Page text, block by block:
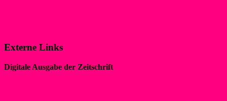
Externe Links
Digitale Ausgabe der Zeitschrift